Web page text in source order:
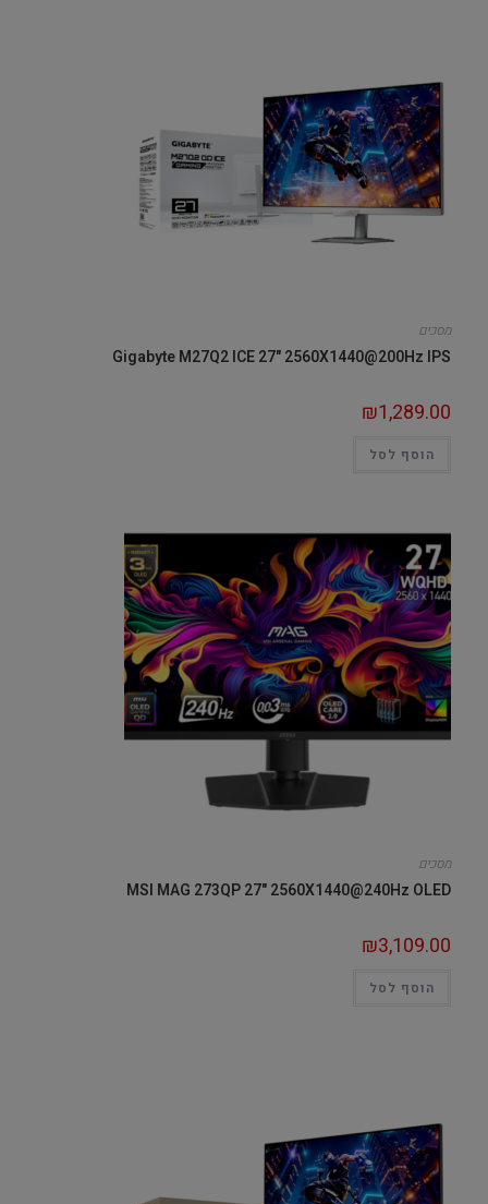
מסכים
Gigabyte M27Q2 ICE 27" 2560X1440@200Hz IPS
₪1,289.00
הוסף לסל
מסכים
MSI MAG 273QP 27" 2560X1440@240Hz OLED
₪3,109.00
הוסף לסל